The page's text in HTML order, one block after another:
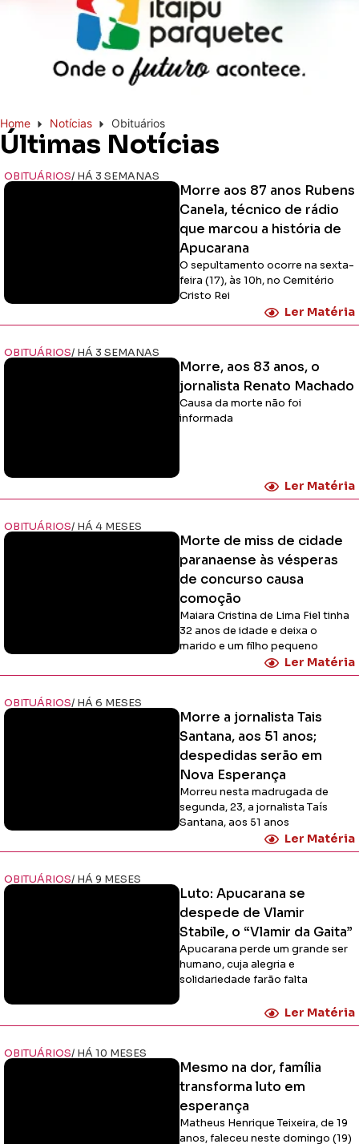
Home Notícias Obituários
Últimas Notícias
OBITUÁRIOS/ HÁ 3 SEMANAS
Morre aos 87 anos Rubens
Canela, técnico de rádio
que marcou a história de
Apucarana
O sepultamento ocorre na sexta-
feira (17), às 10h, no Cemitério
Cristo Rei
Ler Matéria
OBITUÁRIOS/ HÁ 3 SEMANAS
Morre, aos 83 anos, o
jornalista Renato Machado
Causa da morte não foi
informada
Ler Matéria
OBITUÁRIOS/ HÁ 4 MESES
Morte de miss de cidade
paranaense às vésperas
de concurso causa
comoção
Maiara Cristina de Lima Fiel tinha
32 anos de idade e deixa o
marido e um filho pequeno
Ler Matéria
OBITUÁRIOS/ HÁ 6 MESES
Morre a jornalista Tais
Santana, aos 51 anos;
despedidas serão em
Nova Esperança
Morreu nesta madrugada de
segunda, 23, a jornalista Taís
Santana, aos 51 anos
Ler Matéria
OBITUÁRIOS/ HÁ 9 MESES
Luto: Apucarana se
despede de Vlamir
Stabile, o “Vlamir da Gaita”
Apucarana perde um grande ser
humano, cuja alegria e
solidariedade farão falta
Ler Matéria
OBITUÁRIOS/ HÁ 10 MESES
Mesmo na dor, família
transforma luto em
esperança
Matheus Henrique Teixeira, de 19
anos, faleceu neste domingo (19)